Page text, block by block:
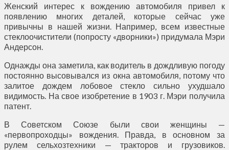
Женский интерес к вождению автомобиля привел к
появлению многих деталей, которые сейчас уже
привычны в нашей жизни. Например, всем известные
стеклоочистители (попросту «дворники») придумала Мэри
Андерсон.
Однажды она заметила, как водитель в дождливую погоду
постоянно высовывался из окна автомобиля, потому что
залитое дождем лобовое стекло сильно ухудшало
видимость. На свое изобретение в 1903 г. Мэри получила
патент.
В Советском Союзе были свои женщины —
«первопроходцы» вождения. Правда, в основном за
рулем сельхозтехники — тракторов и грузовиков.